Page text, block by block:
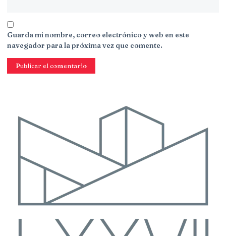
Guarda mi nombre, correo electrónico y web en este
navegador para la próxima vez que comente.